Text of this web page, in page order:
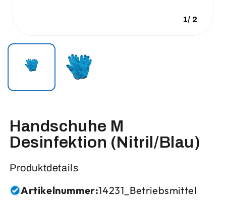
1/ 2
Handschuhe M
Desinfektion (Nitril/Blau)
Produktdetails
Artikelnummer:14231_Betriebsmittel